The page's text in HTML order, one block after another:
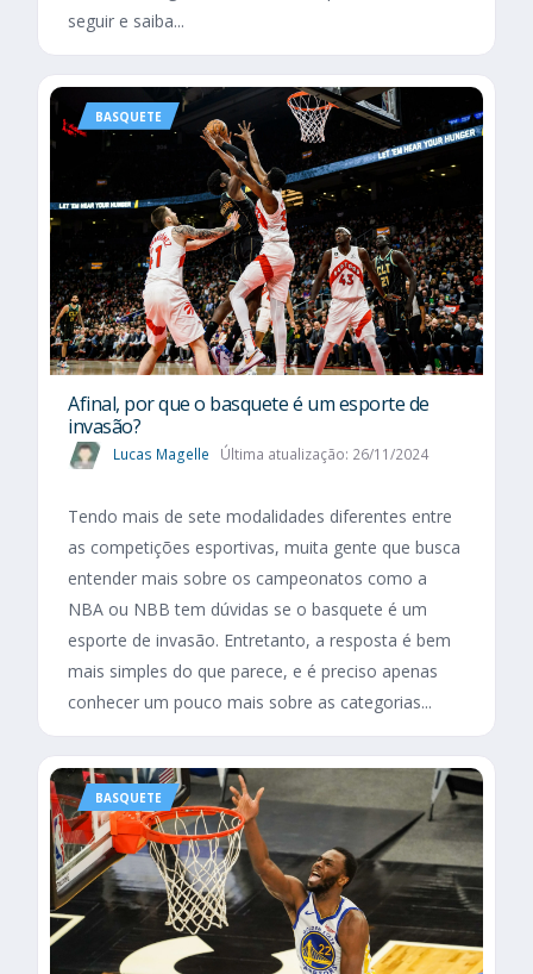
seguir e saiba...
BASQUETE
Afinal, por que o basquete é um esporte de
invasão?
Lucas Magelle Última atualização: 26/11/2024
Tendo mais de sete modalidades diferentes entre
as competições esportivas, muita gente que busca
entender mais sobre os campeonatos como a
NBA ou NBB tem dúvidas se o basquete é um
esporte de invasão. Entretanto, a resposta é bem
mais simples do que parece, e é preciso apenas
conhecer um pouco mais sobre as categorias...
BASQUETE